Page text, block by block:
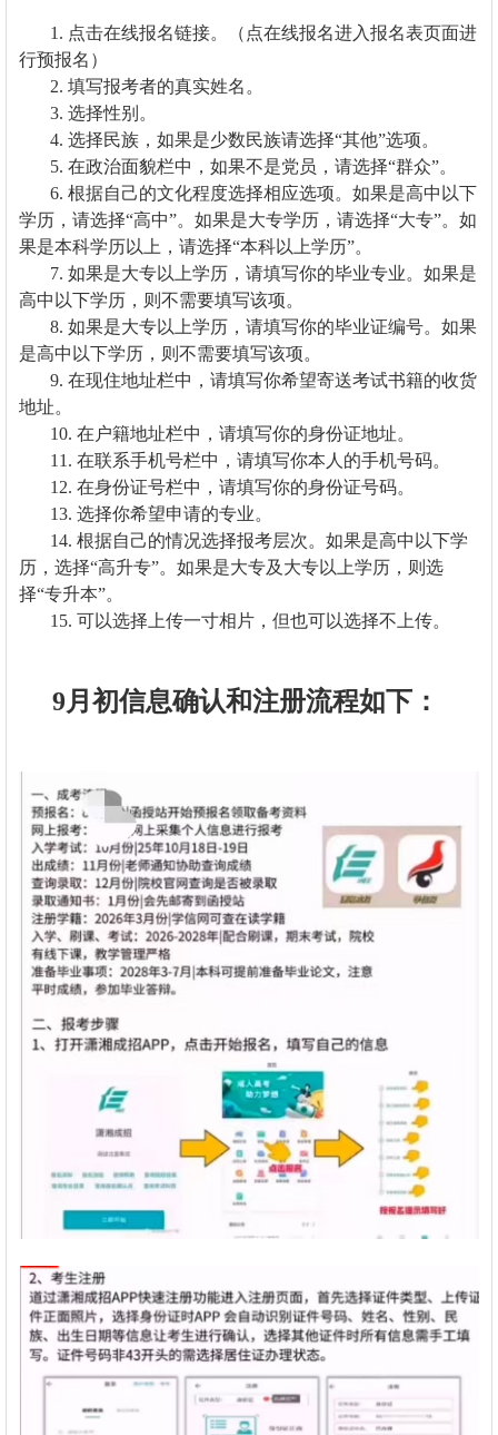
1. 点击在线报名链接。（点在线报名进入报名表页面进
行预报名）
2. 填写报考者的真实姓名。
3. 选择性别。
4. 选择民族，如果是少数民族请选择“其他”选项。
5. 在政治面貌栏中，如果不是党员，请选择“群众”。
6. 根据自己的文化程度选择相应选项。如果是高中以下
学历，请选择“高中”。如果是大专学历，请选择“大专”。如
果是本科学历以上，请选择“本科以上学历”。
7. 如果是大专以上学历，请填写你的毕业专业。如果是
高中以下学历，则不需要填写该项。
8. 如果是大专以上学历，请填写你的毕业证编号。如果
是高中以下学历，则不需要填写该项。
9. 在现住地址栏中，请填写你希望寄送考试书籍的收货
地址。
10. 在户籍地址栏中，请填写你的身份证地址。
11. 在联系手机号栏中，请填写你本人的手机号码。
12. 在身份证号栏中，请填写你的身份证号码。
13. 选择你希望申请的专业。
14. 根据自己的情况选择报考层次。如果是高中以下学
历，选择“高升专”。如果是大专及大专以上学历，则选
择“专升本”。
15. 可以选择上传一寸相片，但也可以选择不上传。
9月初信息确认和注册流程如下：